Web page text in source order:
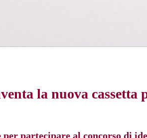
la nuova cassetta
partecipare al concorso di